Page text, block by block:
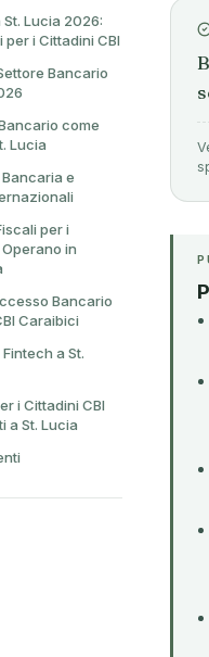
Lucia 2026:
i Cittadini CBI
Bancario
come
Lucia
e
per i
in
Bancario
Caraibici
a St.
i Cittadini CBI
a St. Lucia